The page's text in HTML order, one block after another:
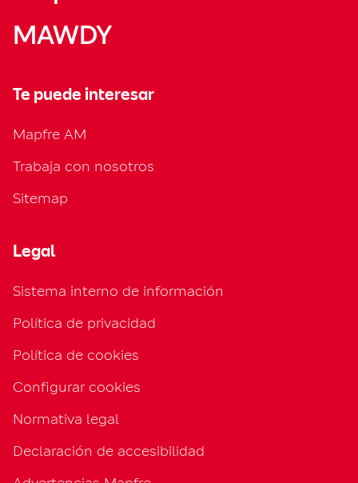
MAWDY
Te puede interesar
Mapfre AM
Trabaja con nosotros
Sitemap
Legal
Sistema interno de información
Política de privacidad
Política de cookies
Configurar cookies
Normativa legal
Declaración de accesibilidad